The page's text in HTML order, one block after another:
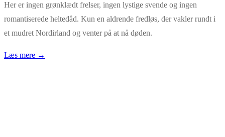
Her er ingen grønklædt frelser, ingen lystige svende og ingen
romantiserede heltedåd. Kun en aldrende fredløs, der vakler rundt i
et mudret Nordirland og venter på at nå døden.
Læs mere →